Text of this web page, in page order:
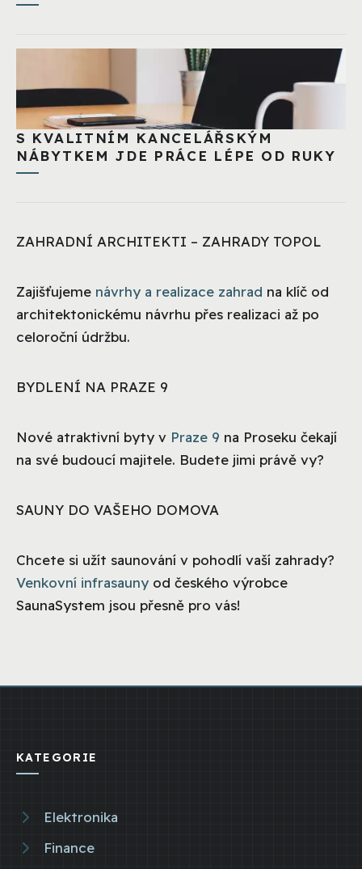
S KVALITNÍM KANCELÁŘSKÝM
NÁBYTKEM JDE PRÁCE LÉPE OD RUKY
ZAHRADNÍ ARCHITEKTI – ZAHRADY TOPOL
Zajišťujeme návrhy a realizace zahrad na klíč od
architektonickému návrhu přes realizaci až po
celoroční údržbu.
BYDLENÍ NA PRAZE 9
Nové atraktivní byty v Praze 9 na Proseku čekají
na své budoucí majitele. Budete jimi právě vy?
SAUNY DO VAŠEHO DOMOVA
Chcete si užít saunování v pohodlí vaší zahrady?
Venkovní infrasauny od českého výrobce
SaunaSystem jsou přesně pro vás!
KATEGORIE
Elektronika
Finance